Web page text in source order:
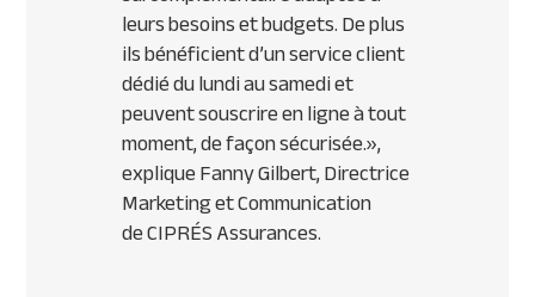
leurs besoins et budgets. De plus
ils bénéficient d’un service client
dédié du lundi au samedi et
peuvent souscrire en ligne à tout
moment, de façon sécurisée.»,
explique Fanny Gilbert, Directrice
Marketing et Communication
deCIPRÉS Assurances.